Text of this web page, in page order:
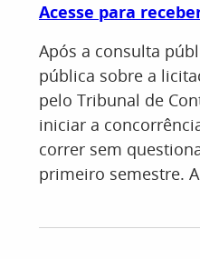
Acesse para
Após a consulta
pública sobre a
pelo Tribunal de
iniciar a
correr sem
primeiro semestre.